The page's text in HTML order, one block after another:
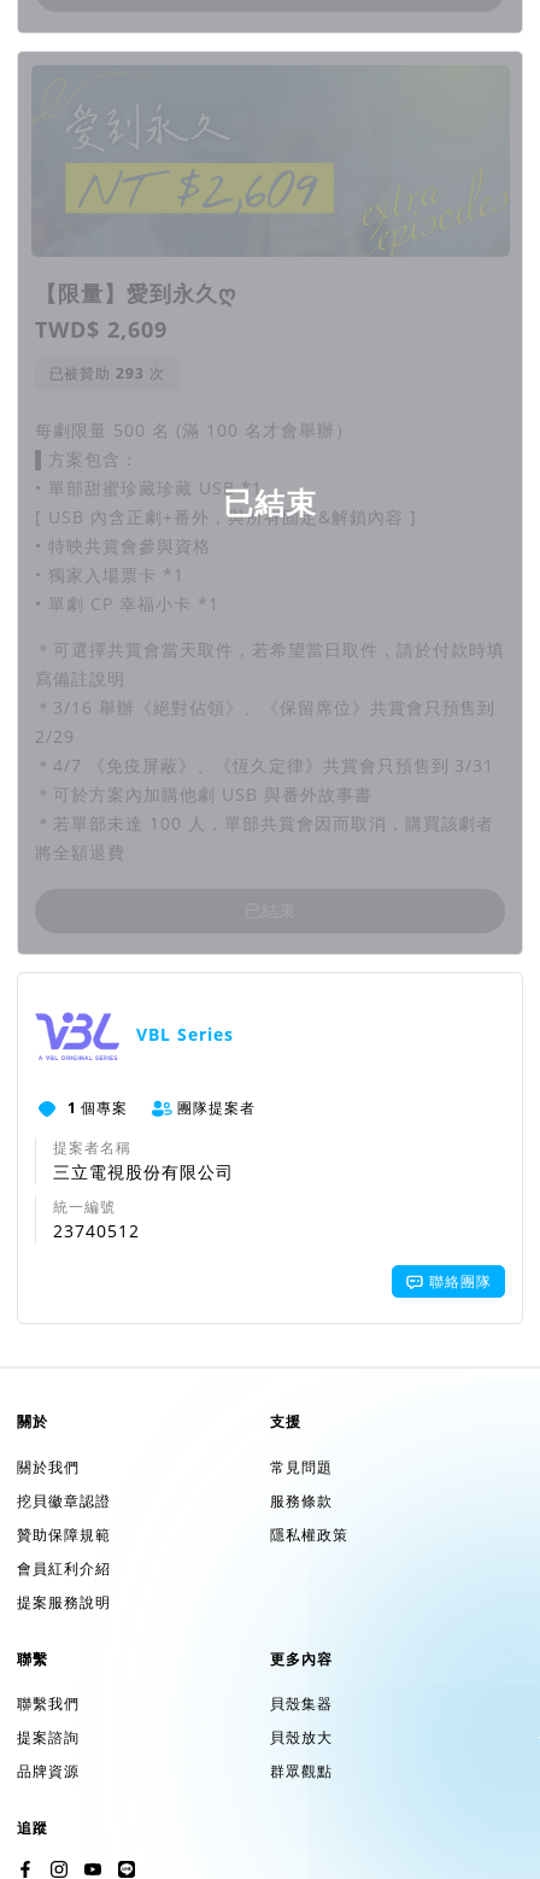
VBL Series
1 個專案
團隊提案者
提案者名稱
三立電視股份有限公司
統一編號
23740512
聯絡團隊
已結束
【限量】愛到永久ღ
TWD$ 2,609
已被贊助 次
每劇限量 500 名 (滿 100 名才會舉辦）
▌方案包含：
• 單部甜蜜珍藏珍藏 USB *1
[ USB 內含正劇+番外，與所有固定&解鎖內容 ]
• 特映共賞會參與資格
• 獨家入場票卡 *1
• 單劇 CP 幸福小卡 *1
＊可選擇共賞會當天取件，若希望當日取件，請於付款時填
寫備註說明
＊3/16 舉辦《絕對佔領》、《保留席位》共賞會只預售到
2/29
＊4/7 《免疫屏蔽》、《恆久定律》共賞會只預售到 3/31
＊可於方案內加購他劇 USB 與番外故事書
＊若單部未達 100 人，單部共賞會因而取消，購買該劇者
將全額退費
關於
關於我們
挖貝徽章認證
贊助保障規範
會員紅利介紹
提案服務說明
支援
常見問題
服務條款
隱私權政策
聯繫
聯繫我們
提案諮詢
品牌資源
更多內容
貝殼集器
貝殼放大
群眾觀點
追蹤